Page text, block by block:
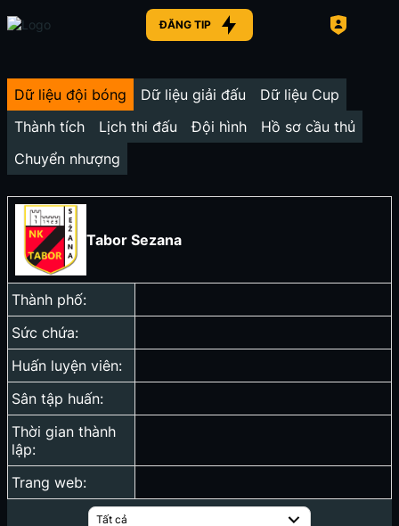
ĐĂNG TIP
Dữ liệu đội bóng Dữ liệu giải đấu
Dữ liệu Cup
Thành tích
Lịch thi đấu Đội hình
Hồ sơ cầu thủ
Chuyển nhượng
Tabor Sezana
Thành phố:
Sức chứa:
Huấn luyện viên:
Sân tập huấn:
Thời gian thành
lập:
Trang web:
Tất cả